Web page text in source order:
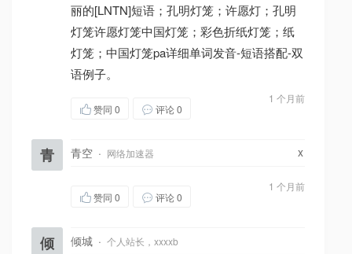
丽的[LNTN]短语；孔明灯笼；许愿灯；孔明
灯笼许愿灯笼中国灯笼；彩色折纸灯笼；纸
灯笼；中国灯笼pa详细单词发音-短语搭配-双
语例子。
1 个月前
赞同 0 评论 0
青 青空 · 网络加速器 x
1 个月前
赞同 0 评论 0
倾 倾城 · 个人站长，xxxxb